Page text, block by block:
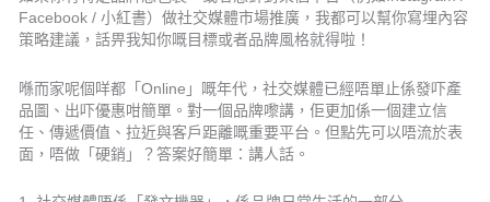
Facebook / 小紅書）做社交媒體市場推廣，我都可以幫你寫埋內容
策略建議，話畀我知你嘅目標或者品牌風格就得啦！
喺而家呢個咩都「Online」嘅年代，社交媒體已經唔單止係發吓產
品圖、出吓優惠咁簡單。對一個品牌嚟講，佢更加係一個建立信
任、傳遞價值、拉近與客戶距離嘅重要平台。但點先可以唔流於表
面，唔做「硬銷」？答案好簡單：講人話。